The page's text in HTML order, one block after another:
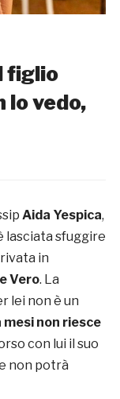
figlio
lo vedo,
Aida Yespica,
lasciata sfuggire
in
Vero. La
lei non è un
mesi non riesce
con lui il suo
non potrà